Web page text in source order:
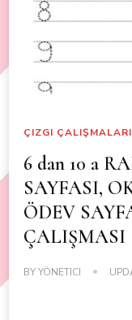
ÇIZGI ÇALIŞMALARI
6 dan 10 a
SAYFASI,
ÖDEV
ÇALIŞMASI
BYYÖNETICI